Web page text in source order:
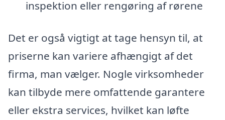
inspektion eller rengøring af rørene
Det er også vigtigt at tage hensyn til, at
priserne kan variere afhængigt af det
firma, man vælger. Nogle virksomheder
kan tilbyde mere omfattende garantere
eller ekstra services, hvilket kan løfte